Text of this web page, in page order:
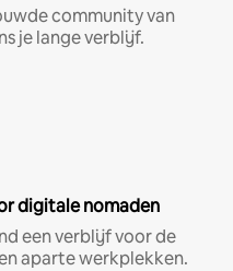
community van
je lange verblijf.
digitale nomaden
een verblijf voor de
aparte werkplekken.